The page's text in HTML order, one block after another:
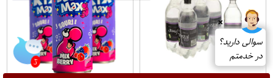
❌
سوالی دارید؟
در خدمتم
2